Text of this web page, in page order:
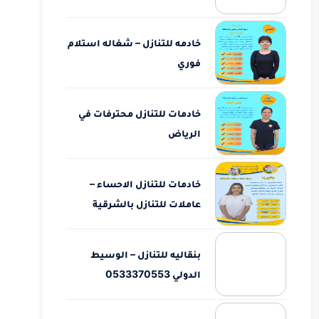
خادمه للتنازل – شغاله استلام
فوري
خادمات للتنازل محترفات في
الرياض
خادمات للتنازل الاحساء –
عاملات للتنازل بالشرقية
بنقاليه للتنازل – الوسيط
الدولي 0533370553